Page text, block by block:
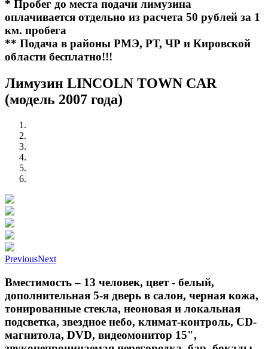
* Пробег до места подачи лимузина
оплачивается отдельно из расчета 50 рублей за 1
км. пробега
** Подача в районы РМЭ, РТ, ЧР и Кировской
области бесплатно!!!
Лимузин LINCOLN TOWN CAR
(модель 2007 года)
PreviousNext
Вместимость – 13 человек, цвет - белый,
дополнительная 5-я дверь в салон, черная кожа,
тонированные стекла, неоновая и локальная
подсветка, звездное небо, климат-контроль, СD-
магнитола, DVD, видеомонитор 15",